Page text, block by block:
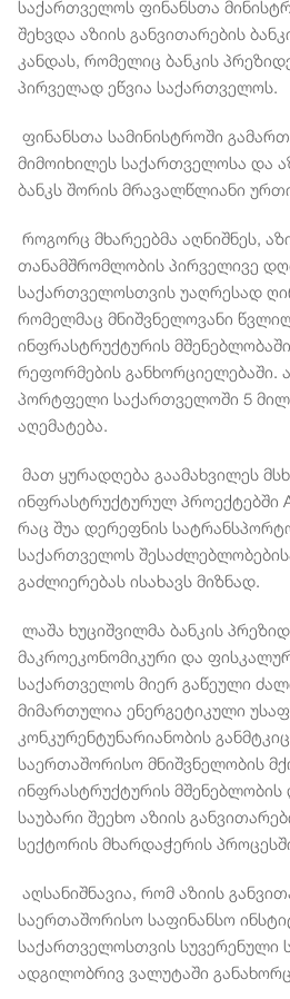
საქართველოს ფინანსთა
შეხვდა აზიის განვითარების
კანდას, რომელიც ბანკის
პირველად ეწვია საქართველოს.
ფინანსთა სამინისტროში
მიმოიხილეს საქართველოსა და
ბანკს შორის მრავალწლიანი
როგორც მხარეებმა აღნიშნეს,
თანამშრომლობის პირველივე
საქართველოსთვის უაღრესად
რომელმაც მნიშვნელოვანი
ინფრასტრუქტურის
რეფორმების განხორციელებაში.
პორტფელი საქართველოში 5
აღემატება.
მათ ყურადღება გაამახვილეს
ინფრასტრუქტურულ პროექტებში
რაც შუა დერეფნის
საქართველოს
გაძლიერებას ისახავს მიზნად.
ლაშა ხუციშვილმა ბანკის
მაკროეკონომიკური და
საქართველოს მიერ გაწეული
მიმართულია ენერგეტიკული
კონკურენტუნარიანობის
საერთაშორისო მნიშვნელობის
ინფრასტრუქტურის მშენებლობის
საუბარი შეეხო აზიის
სექტორის მხარდაჭერის
აღსანიშნავია, რომ აზიის
საერთაშორისო საფინანსო
საქართველოსთვის სუვერენული
ადგილობრივ ვალუტაში